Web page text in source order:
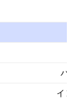
バ
イン